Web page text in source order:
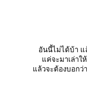
อันนี้ไม่ได้บ้า แ
ค่จะมาเล่าให้
ล้วจะต้องบอกว่